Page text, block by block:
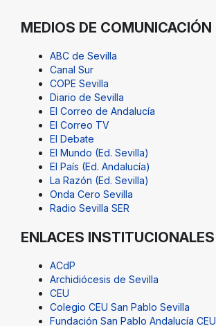
MEDIOS DE COMUNICACIÓN
ABC de Sevilla
Canal Sur
COPE Sevilla
Diario de Sevilla
El Correo de Andalucía
El Correo TV
El Debate
El Mundo (Ed. Sevilla)
El País (Ed. Andalucía)
La Razón (Ed. Sevilla)
Onda Cero Sevilla
Radio Sevilla SER
ENLACES INSTITUCIONALES
ACdP
Archidiócesis de Sevilla
CEU
Colegio CEU San Pablo Sevilla
Fundación San Pablo Andalucía CEU